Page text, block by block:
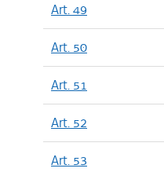
Art. 49
Art. 50
Art. 51
Art. 52
Art. 53